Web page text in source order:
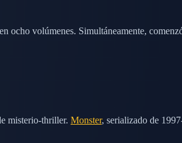
ocho volúmenes. Simultáneamente,
misterio-thriller. Monster, serializado de